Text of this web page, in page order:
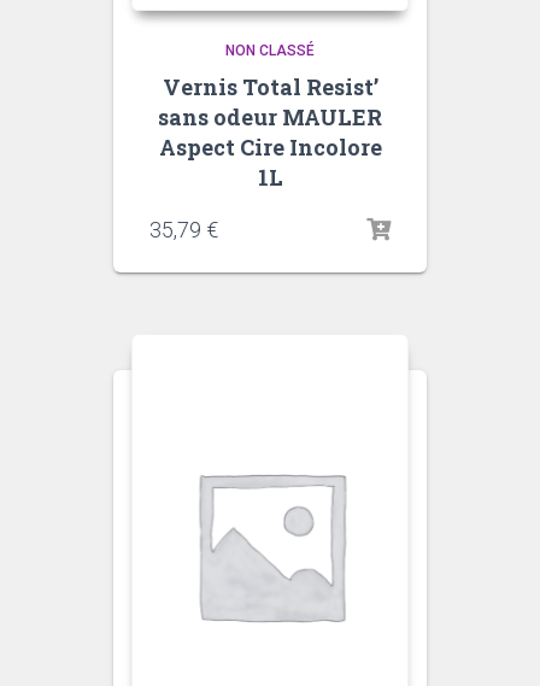
NON CLASSÉ
Vernis Total Resist’
sans odeur MAULER
Aspect Cire Incolore
1L
35,79 €